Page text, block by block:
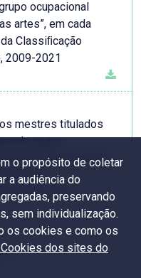
ocupacional
artes”, em cada
Classiﬁcação
2009-2021
mestres titulados
grupo
de ocupações
área do
2019 e 2021
o propósito de coletar
a audiência do
preservando
sem individualização.
os cookies e como os
dos sites do